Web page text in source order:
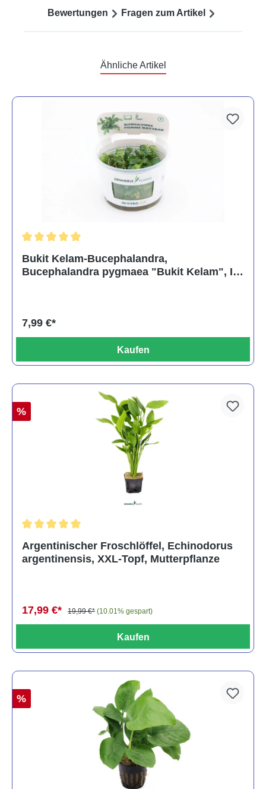
Bewertungen Fragen zum Artikel
Ähnliche Artikel
Bukit Kelam-Bucephalandra,
Bucephalandra pygmaea "Bukit Kelam", In
7,99 €*
Kaufen
%
Argentinischer Froschlöffel, Echinodorus
argentinensis, XXL-Topf, Mutterpflanze
17,99 €* 19,99 €* (10.01% gespart)
Kaufen
%